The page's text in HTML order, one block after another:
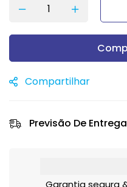
Compartilhar
Previsão De
Garantia segura